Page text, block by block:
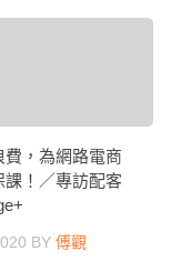
費，為網路電商
課！／專訪配客
BY 傅觀